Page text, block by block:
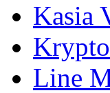
Kasia
Line